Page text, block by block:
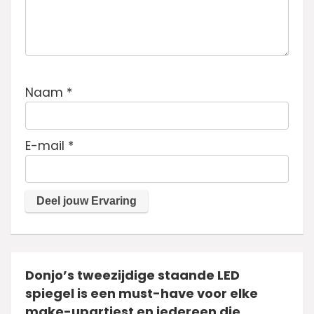
Naam *
E-mail *
Donjo’s tweezijdige staande LED
spiegel is een must-have voor elke